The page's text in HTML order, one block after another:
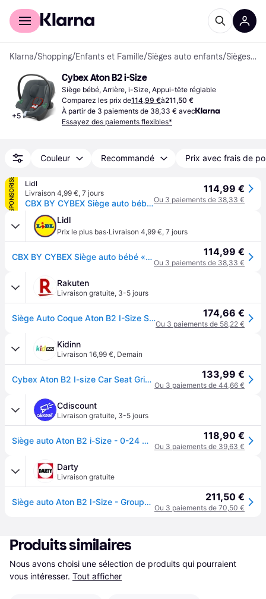
Acheter avec Klarna
Klarna/Shopping/Enfants et Famille/Sièges auto enfants/ Sièges bébé
+5
Cybex Aton B2 i-Size
Siège bébé, Arrière, i-Size, Appui-tête réglable
Comparez les prix de114,99 €à211,50 €
À partir de 3 paiements de 38,33 € avec
Essayez des paiements flexibles*
Couleur Recommandé Prix avec frais de
SPONSORISÉ
Lidl
Livraison 4,99 €, 7 jours
CBX BY CYBEX Siège auto bébé « Aton B2 i-Size »
114,99 €
Ou 3 paiements de 38,33 €
Lidl
Prix le plus bas·Livraison 4,99 €, 7 jours
CBX BY CYBEX Siège auto bébé « Aton B2 i-Size » 114,99 €
Ou 3 paiements de 38,33 €
Rakuten
Livraison gratuite, 3-5 jours
Siège Auto Coque Aton B2 I-Size Steel Grey - Cybex Silver 174,66 €
Ou 3 paiements de 58,22 €
Kidinn
Livraison 16,99 €, Demain
Cybex Aton B2 I-size Car Seat Gris Enfants 133,99 €
Ou 3 paiements de 44,66 €
Cdiscount
Livraison gratuite, 3-5 jours
Siège auto Aton B2 i-Size - 0-24 mois - Volcano Black CYBEX - Noir 118,90 €
Ou 3 paiements de 39,63 €
Darty
Livraison gratuite
Siège auto Aton B2 I-Size - Groupe 0+ - Gris foncé et acier 211,50 €
Ou 3 paiements de 70,50 €
Produits similaires
Nous avons choisi une sélection de produits qui pourraient
vous intéresser. Tout afficher